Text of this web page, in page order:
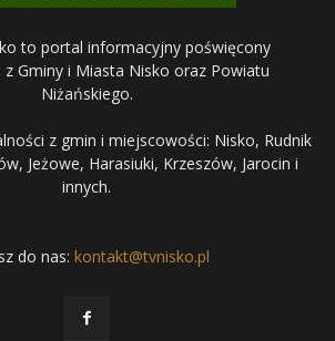
to portal informacyjny poświęcony
Gminy i Miasta Nisko oraz Powiatu
Niżańskiego.
z gmin i miejscowości: Nisko, Rudnik
Jeżowe, Harasiuki, Krzeszów, Jarocin i
innych.
do nas: kontakt@tvnisko.pl